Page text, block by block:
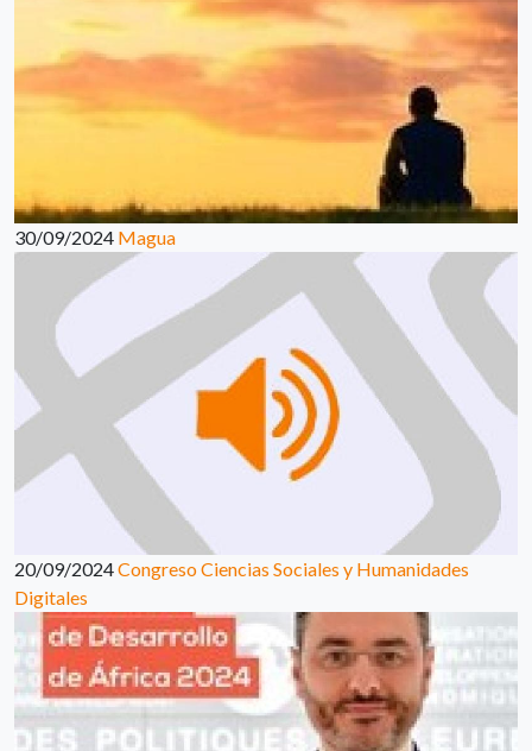
30/09/2024 Magua
20/09/2024Congreso Ciencias Sociales y Humanidades
Digitales